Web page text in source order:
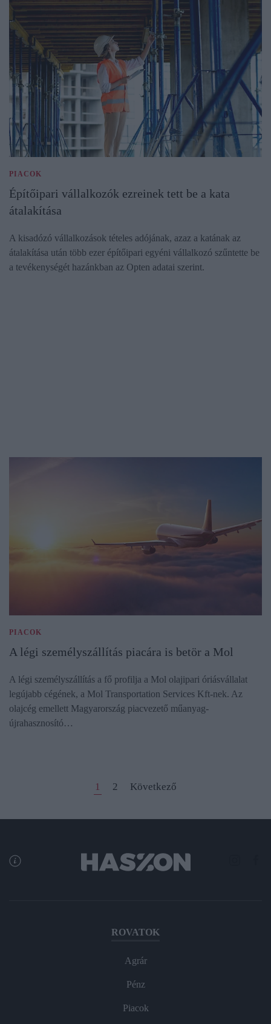
PIACOK
Építőipari vállalkozók ezreinek tett be a kata
átalakítása
A kisadózó vállalkozások tételes adójának, azaz a katának az
átalakítása után több ezer építőipari egyéni vállalkozó szűntette be
a tevékenységét hazánkban az Opten adatai szerint.
PIACOK
A légi személyszállítás piacára is betör a Mol
A légi személyszállítás a fő profilja a Mol olajipari óriásvállalat
legújabb cégének, a Mol Transportation Services Kft-nek. Az
olajcég emellett Magyarország piacvezető műanyag-
újrahasznosító…
1 2 Következő
ROVATOK
Agrár
Pénz
Piacok